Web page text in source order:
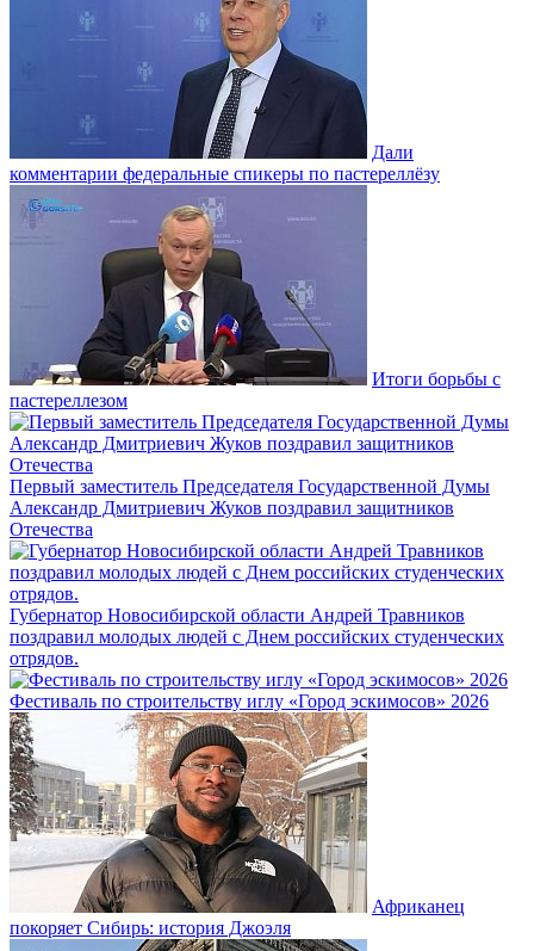
Дали
комментарии федеральные спикеры по пастереллёзу
Итоги борьбы с
пастереллезом
Первый заместитель Председателя Государственной Думы
Александр Дмитриевич Жуков поздравил защитников
Отечества
Губернатор Новосибирской области Андрей Травников
поздравил молодых людей с Днем российских студенческих
отрядов.
Фестиваль по строительству иглу «Город эскимосов» 2026
Африканец
покоряет Сибирь: история Джоэля